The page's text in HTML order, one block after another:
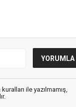
ile yazılmamış,